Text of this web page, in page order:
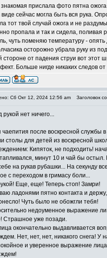
прислала фото пятна
сейчас могла быть вся рука.
тот твой случай ожога и не
пропала и так и сидела, поливая
чуть поменяю температуру - опять
осторожно убрала руку из
стороне от падения струи вот этот
Больше нигде никаких следов
Сб Окт 12, 2024 12:56 am Заголовок
рукой нет ничего...
чаепития после воскресной службы
столы для детей из воскресной
Кипяток, не подходить!
минут 10 и чай бы
на рукав рубашки... На секунду
с переходом в гримасу боли...
Еще, еще! Теперь стоп! Замри!
ладонями пятно контакта и
Чуть было не обожгли тебя!
недоуменное выражение
Страшное уже позади.
окончательно выдавливается
Нет, нет, нет, никакого снега! У
и уверенное выражение